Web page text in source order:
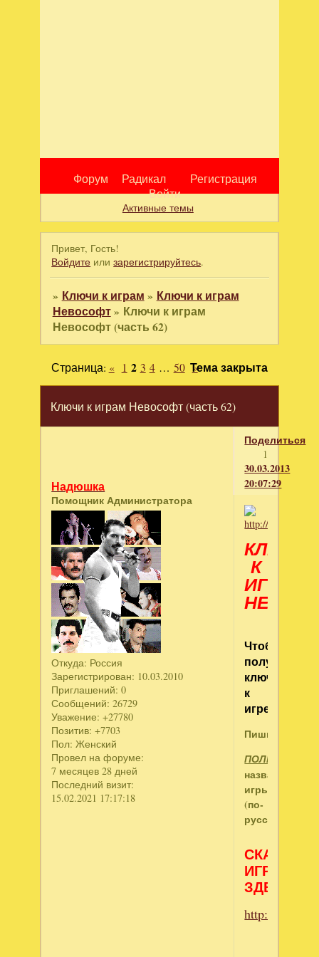
Форум Радикал
Регистрация
Войти
Активные темы
Привет, Гость!
Войдите илизарегистрируйтесь.
» Ключи к играм » Ключи к играм
Невософт» Ключи к играм
Невософт (часть 62)
Ключи к играм Невософт (часть 62)
Страница: « 1 2 3 4 … 50 »
Тема закрыта
Поделиться
1
30.03.2013
20:07:29
Надюшка
Помощник Администратора
Откуда: Россия
Зарегистрирован: 10.03.2010
Приглашений: 0
Сообщений: 26729
Уважение: +27780
Позитив: +7703
Пол: Женский
Провел на форуме:
7 месяцев 28 дней
Последний визит:
15.02.2021 17:17:18
КЛЮЧИ
К
ИГРАМ
Чтобы
получить
ключ
к
игре:
Пишите:
ПОЛНОЕ
название
игры
(по-
русски).
ИГРЫ
ЗДЕСЬ:
http://